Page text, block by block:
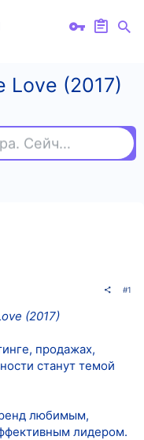
Love (2017)
Найдите курс или автора. Сейчас ищут
#1
(2017)
продажах,
станут темой
любимым,
лидером.